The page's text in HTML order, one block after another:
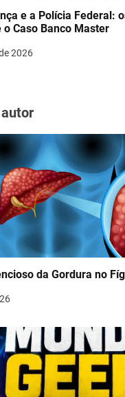
e a Polícia Federal:
Caso Banco Master
2026
da Gordura no